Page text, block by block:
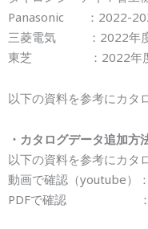
Panasonic ：2022-
三菱電気 ：2022年度
東芝 ：2022年度版
以下の資料を参考にカタ
・カタログデータ追加方
以下の資料を参考にカタ
動画で確認（youtube）：
PDFで確認 ：